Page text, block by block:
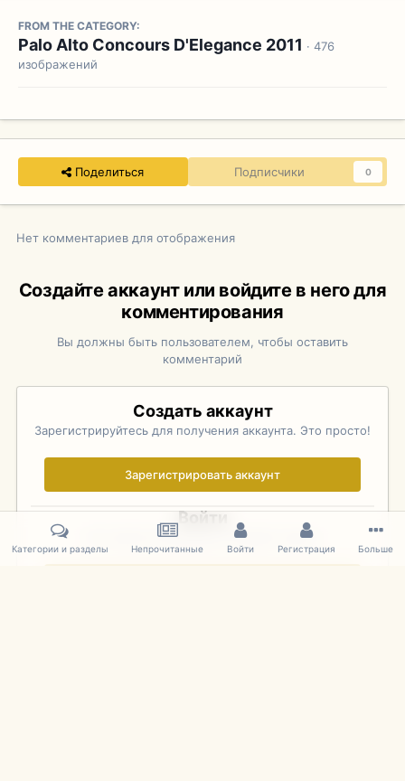
FROM THE CATEGORY:
Palo Alto Concours D'Elegance 2011 · 476
изображений
Поделиться Подписчики 0
Нет комментариев для отображения
Создайте аккаунт или войдите в него для
комментирования
Вы должны быть пользователем, чтобы оставить
комментарий
Создать аккаунт
Зарегистрируйтесь для получения аккаунта. Это просто!
Зарегистрировать аккаунт
Войти
Уже зарегистрированы? Войдите здесь.
Категории и разделы Непрочитанные Войти Регистрация Больше